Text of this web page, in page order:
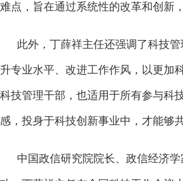
难点，旨在通过系统性的改革和创新
此外，丁薛祥主任还强调了科技
升专业水平、改进工作作风，以更加
科技管理干部，也适用于所有参与科
感，投身于科技创新事业中，才能够
中国政信研究院院长、政信经济